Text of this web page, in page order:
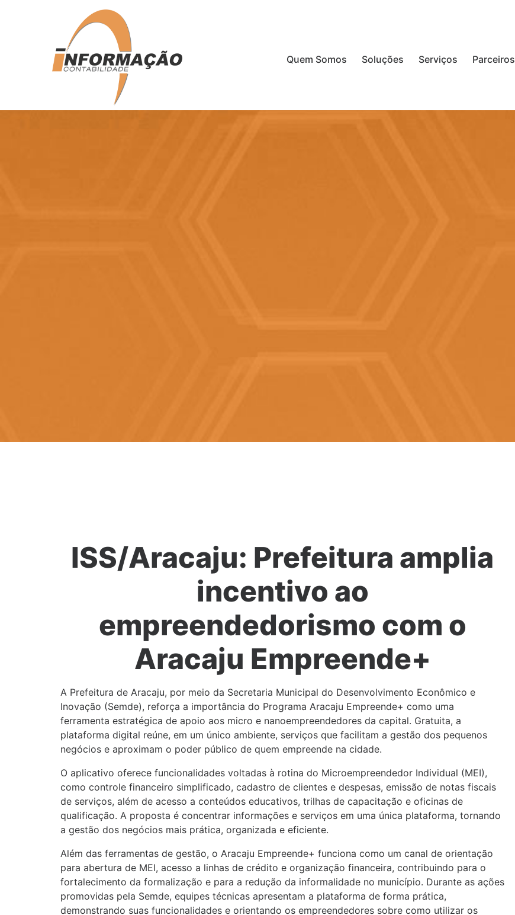
Quem Somos Soluções Serviços Parceiros
ISS/Aracaju: Prefeitura amplia
incentivo ao
empreendedorismo com o
Aracaju Empreende+
A Prefeitura de Aracaju, por meio da Secretaria Municipal do Desenvolvimento Econômico e
Inovação (Semde), reforça a importância do Programa Aracaju Empreende+ como uma
ferramenta estratégica de apoio aos micro e nanoempreendedores da capital. Gratuita, a
plataforma digital reúne, em um único ambiente, serviços que facilitam a gestão dos pequenos
negócios e aproximam o poder público de quem empreende na cidade.
O aplicativo oferece funcionalidades voltadas à rotina do Microempreendedor Individual (MEI),
como controle financeiro simplificado, cadastro de clientes e despesas, emissão de notas fiscais
de serviços, além de acesso a conteúdos educativos, trilhas de capacitação e oficinas de
qualificação. A proposta é concentrar informações e serviços em uma única plataforma, tornando
a gestão dos negócios mais prática, organizada e eficiente.
Além das ferramentas de gestão, o Aracaju Empreende+ funciona como um canal de orientação
para abertura de MEI, acesso a linhas de crédito e organização financeira, contribuindo para o
fortalecimento da formalização e para a redução da informalidade no município. Durante as ações
promovidas pela Semde, equipes técnicas apresentam a plataforma de forma prática,
demonstrando suas funcionalidades e orientando os empreendedores sobre como utilizar os